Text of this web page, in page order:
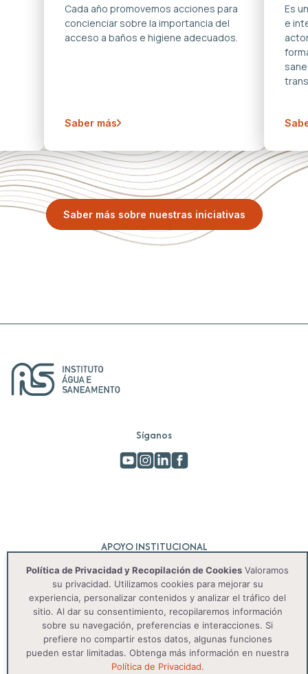
Cada año promovemos acciones para
concienciar sobre la importancia del
acceso a baños e higiene adecuados.
Saber más
Es
e
Saber más sobre nuestras iniciativas
Síganos
APOYO INSTITUCIONAL
© 2025 IAS. Todos os direitos reservados.
Política de Privacidad y Recopilación de Cookies Valoramos
su privacidad. Utilizamos cookies para mejorar su
experiencia, personalizar contenidos y analizar el tráfico del
sitio. Al dar su consentimiento, recopilaremos información
sobre su navegación, preferencias e interacciones. Si
prefiere no compartir estos datos, algunas funciones
pueden estar limitadas. Obtenga más información en nuestra
Política de Privacidad.